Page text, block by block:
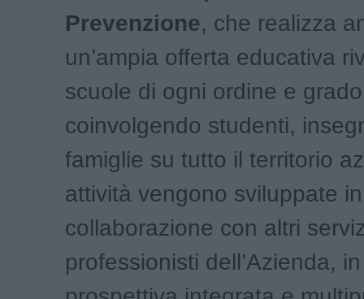
Prevenzione, che realizza
un’ampia offerta educativa
scuole di ogni ordine e
coinvolgendo studenti,
famiglie su tutto il territorio
attività vengono sviluppate in
collaborazione con altri
professionisti dell’Azienda,